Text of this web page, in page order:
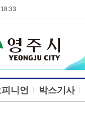
니언 박스기사